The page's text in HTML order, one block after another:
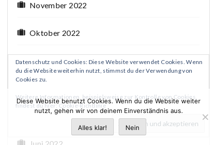
November 2022
Oktober 2022
September 2022
Juli 2022
Datenschutz und Cookies: Diese Website verwendet Cookies. Wenn
du die Website weiterhin nutzt, stimmst du der Verwendung von
Cookies zu.
Weitere Informationen, beispielsweise zur Kontrolle von Cookies,
findest du hier:Cookie-Richtlinie
Diese Website benutzt Cookies. Wenn du die Website weiter
nutzt, gehen wir von deinem Einverständnis aus.
Alles klar! Nein